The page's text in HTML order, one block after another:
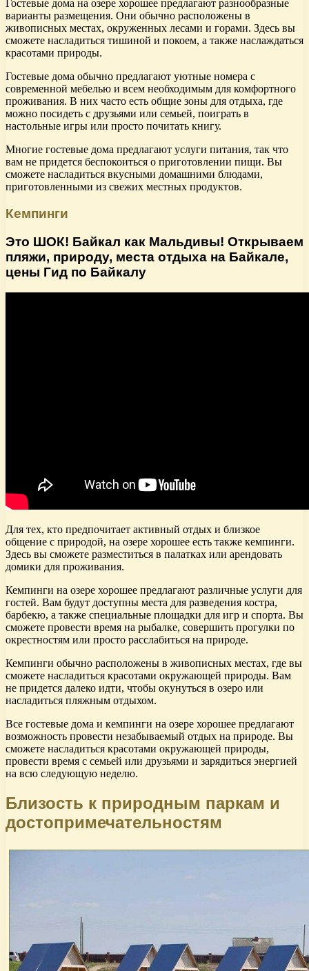
Гостевые дома на озере хорошее предлагают разнообразные
варианты размещения. Они обычно расположены в
живописных местах, окруженных лесами и горами. Здесь вы
сможете насладиться тишиной и покоем, а также наслаждаться
красотами природы.
Гостевые дома обычно предлагают уютные номера с
современной мебелью и всем необходимым для комфортного
проживания. В них часто есть общие зоны для отдыха, где
можно посидеть с друзьями или семьей, поиграть в
настольные игры или просто почитать книгу.
Многие гостевые дома предлагают услуги питания, так что
вам не придется беспокоиться о приготовлении пищи. Вы
сможете насладиться вкусными домашними блюдами,
приготовленными из свежих местных продуктов.
Кемпинги
Это ШОК! Байкал как Мальдивы! Открываем
пляжи, природу, места отдыха на Байкале,
цены Гид по Байкалу
Для тех, кто предпочитает активный отдых и близкое
общение с природой, на озере хорошее есть также кемпинги.
Здесь вы сможете разместиться в палатках или арендовать
домики для проживания.
Кемпинги на озере хорошее предлагают различные услуги для
гостей. Вам будут доступны места для разведения костра,
барбекю, а также специальные площадки для игр и спорта. Вы
сможете провести время на рыбалке, совершить прогулки по
окрестностям или просто расслабиться на природе.
Кемпинги обычно расположены в живописных местах, где вы
сможете насладиться красотами окружающей природы. Вам
не придется далеко идти, чтобы окунуться в озеро или
насладиться пляжным отдыхом.
Все гостевые дома и кемпинги на озере хорошее предлагают
возможность провести незабываемый отдых на природе. Вы
сможете насладиться красотами окружающей природы,
провести время с семьей или друзьями и зарядиться энергией
на всю следующую неделю.
Близость к природным паркам и
достопримечательностям